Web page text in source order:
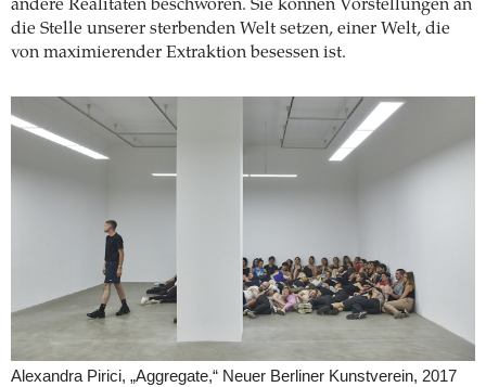
andere Realitäten beschworen. Sie können Vorstellungen an
die Stelle unserer sterbenden Welt setzen, einer Welt, die
von maximierender Extraktion besessen ist.
Alexandra Pirici, „Aggregate,“ Neuer Berliner Kunstverein, 2017